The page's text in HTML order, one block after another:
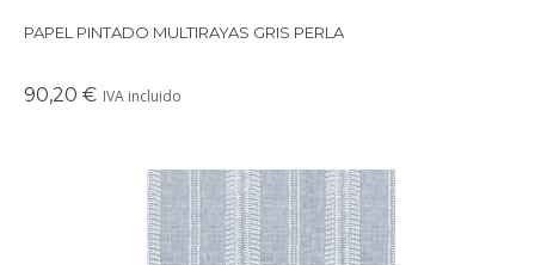
PAPEL PINTADO MULTIRAYAS GRIS PERLA
90,20 € IVA incluido